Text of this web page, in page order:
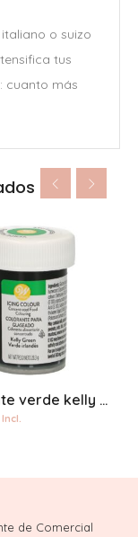
o suizo
tus
cuanto más
Colorante verde kelly wilton
Incl.
de Comercial